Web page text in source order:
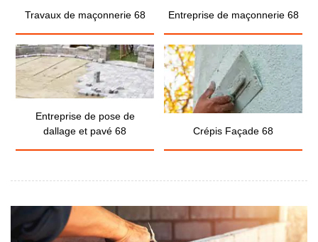
Travaux de maçonnerie 68 Entreprise de maçonnerie 68
Entreprise de pose de
dallage et pavé 68
Crépis Façade 68